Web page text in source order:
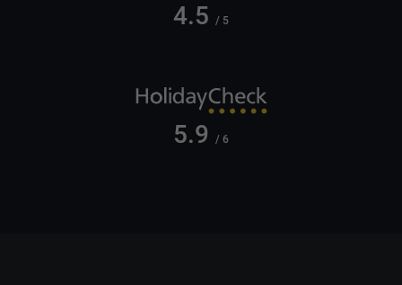
4.5 / 5
5.9 / 6